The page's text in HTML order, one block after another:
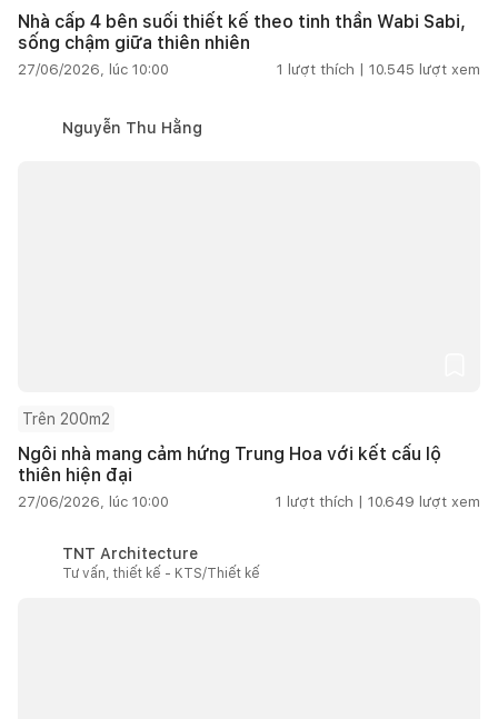
Nhà cấp 4 bên suối thiết kế theo tinh thần Wabi Sabi,
sống chậm giữa thiên nhiên
27/06/2026, lúc 10:00 1 lượt thích | 10.545 lượt xem
Nguyễn Thu Hằng
Trên 200m2
Ngôi nhà mang cảm hứng Trung Hoa với kết cấu lộ
thiên hiện đại
27/06/2026, lúc 10:00 1 lượt thích | 10.649 lượt xem
TNT Architecture
Tư vấn, thiết kế - KTS/Thiết kế